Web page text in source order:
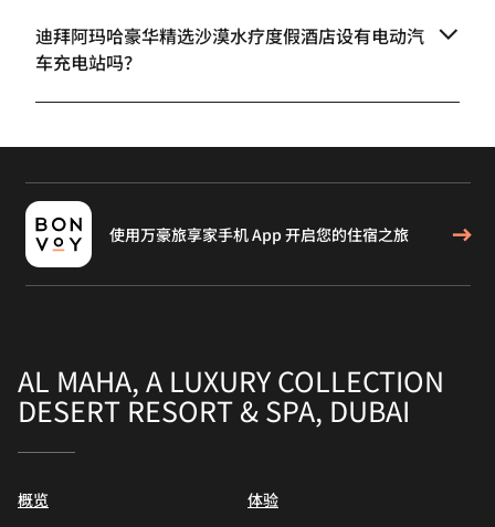
迪拜阿玛哈豪华精选沙漠水疗度假酒店设有电动汽
车充电站吗？
使用万豪旅享家手机 App 开启您的住宿之旅
AL MAHA, A LUXURY COLLECTION
DESERT RESORT & SPA, DUBAI
概览
体验